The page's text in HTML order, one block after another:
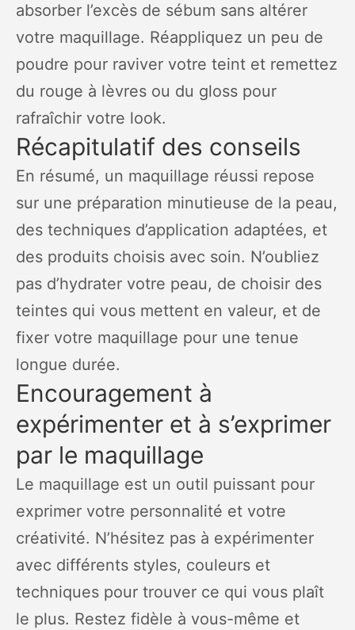
absorber l’excès de sébum sans altérer
votre maquillage. Réappliquez un peu de
poudre pour raviver votre teint et remettez
du rouge à lèvres ou du gloss pour
rafraîchir votre look.
Récapitulatif des conseils
En résumé, un maquillage réussi repose
sur une préparation minutieuse de la peau,
des techniques d’application adaptées, et
des produits choisis avec soin. N’oubliez
pas d’hydrater votre peau, de choisir des
teintes qui vous mettent en valeur, et de
fixer votre maquillage pour une tenue
longue durée.
Encouragement à
expérimenter et à s’exprimer
par le maquillage
Le maquillage est un outil puissant pour
exprimer votre personnalité et votre
créativité. N’hésitez pas à expérimenter
avec différents styles, couleurs et
techniques pour trouver ce qui vous plaît
le plus. Restez fidèle à vous-même et